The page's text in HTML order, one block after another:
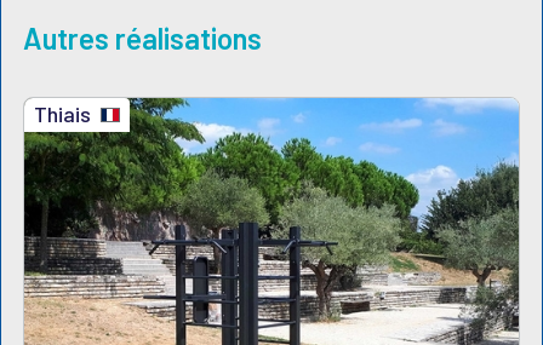
Autres réalisations
Thiais